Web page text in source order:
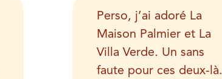
Perso, j’ai adoré La
Maison Palmier et La
Villa Verde. Un sans
faute pour ces deux-là.